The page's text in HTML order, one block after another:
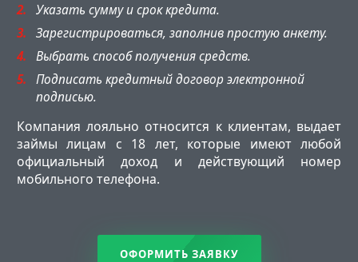
Указать сумму и срок кредита.
Зарегистрироваться, заполнив простую анкету.
Выбрать способ получения средств.
Подписать кредитный договор электронной
подписью.
Компания лояльно относится к клиентам, выдает
займы лицам с 18 лет, которые имеют любой
официальный доход и действующий номер
мобильного телефона.
ОФОРМИТЬ ЗАЯВКУ